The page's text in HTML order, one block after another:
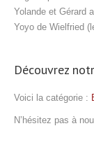
Yolande et Gérard
Yoyo de Wielfried
Découvrez
Voici la catégorie :
N’hésitez pas à